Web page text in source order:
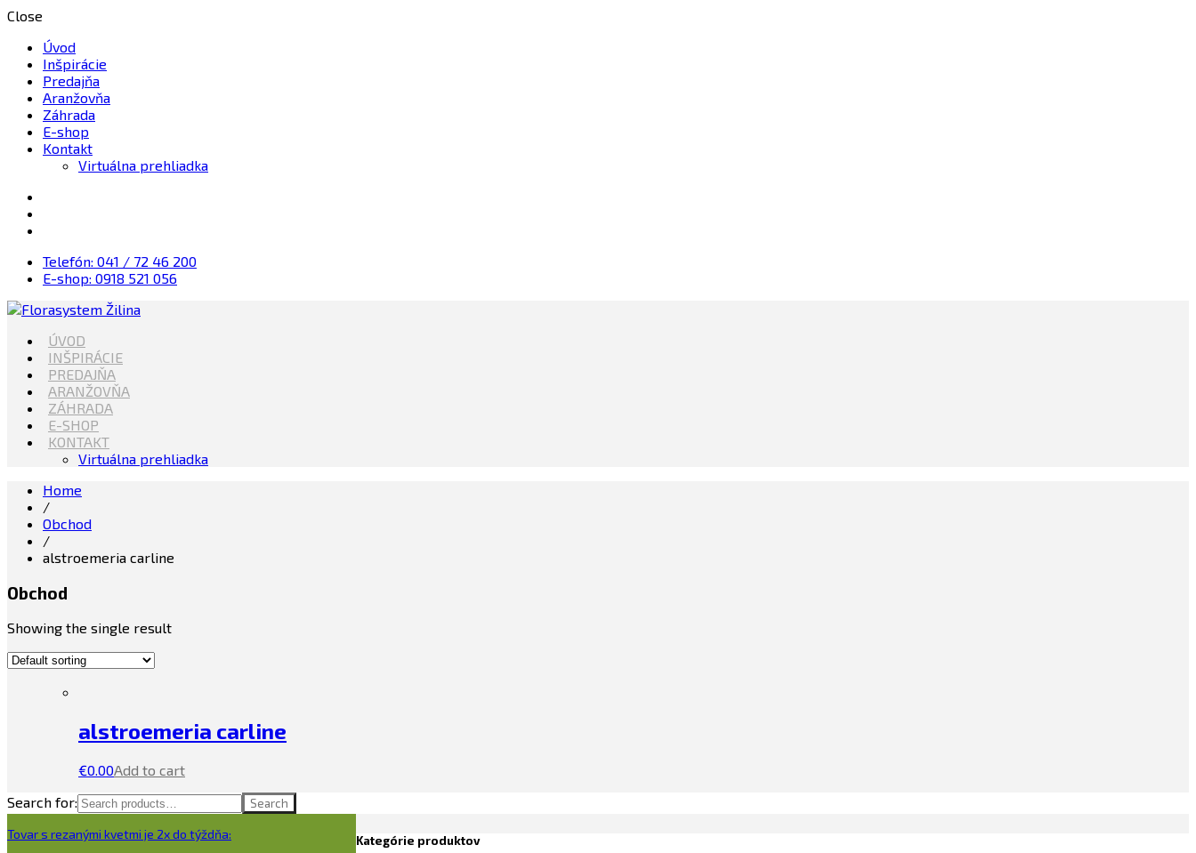
Close
Úvod
Inšpirácie
Predajňa
Aranžovňa
Záhrada
E-shop
Kontakt
Virtuálna prehliadka
Telefón: 041 / 72 46 200
E-shop: 0918 521 056
Florasystem Žilina
Kvety, Sviečky, dekorácie, Záhrada
ÚVOD
INŠPIRÁCIE
PREDAJŇA
ARANŽOVŇA
ZÁHRADA
E-SHOP
KONTAKT
Virtuálna prehliadka
Home
/
Obchod
/
alstroemeria carline
Obchod
Showing the single result
alstroemeria carline
€0.00Add to cart
Search for:
Search
Tovar s rezanými kvetmi je 2x do týždňa:
Kategórie produktov